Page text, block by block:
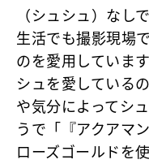
（シュシュ）なし
生活でも撮影現場
のを愛用していま
シュを愛している
や気分によってシ
うで「『アクアマ
ローズゴールドを